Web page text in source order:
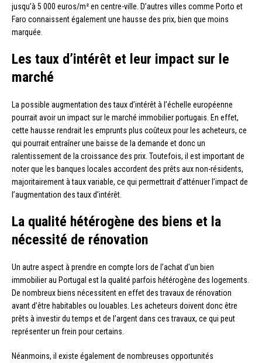
jusqu’à 5 000 euros/m² en centre-ville. D’autres villes comme Porto et
Faro connaissent également une hausse des prix, bien que moins
marquée.
Les taux d’intérêt et leur impact sur le
marché
La possible augmentation des taux d’intérêt à l’échelle européenne
pourrait avoir un impact sur le marché immobilier portugais. En effet,
cette hausse rendrait les emprunts plus coûteux pour les acheteurs, ce
qui pourrait entraîner une baisse de la demande et donc un
ralentissement de la croissance des prix. Toutefois, il est important de
noter que les banques locales accordent des prêts aux non-résidents,
majoritairement à taux variable, ce qui permettrait d’atténuer l’impact de
l’augmentation des taux d’intérêt.
La qualité hétérogène des biens et la
nécessité de rénovation
Un autre aspect à prendre en compte lors de l’achat d’un bien
immobilier au Portugal est la qualité parfois hétérogène des logements.
De nombreux biens nécessitent en effet des travaux de rénovation
avant d’être habitables ou louables. Les acheteurs doivent donc être
prêts à investir du temps et de l’argent dans ces travaux, ce qui peut
représenter un frein pour certains.
Néanmoins, il existe également de nombreuses opportunités